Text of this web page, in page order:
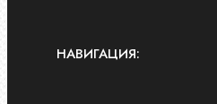
НАВИГАЦИЯ: